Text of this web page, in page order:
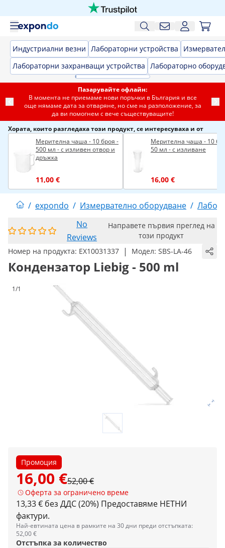
Индустриални везни Лабораторни устройства
Лабораторни захранващи устройства Лабораторно
Пазарувайте офлайн:
В момента не приемаме нови поръчки в България и все
още нямаме дата за отваряне, но сме на разположение, за
да ви помогнем с вече съществуващите!
Хората, които разгледаха този продукт, се интересуваха и от
Мерителна чаша - 10 броя -
500 мл - с изливен отвор и
дръжка
11,00 €
Мерителна чаша - 10
50 мл - с изливане
16,00 €
/ expondo / Измервателно оборудване /
No
Reviews
Направете първия преглед на
този продукт
Номер на продукта: EX10031337 | Модел: SBS-LA-46
Кондензатор Liebig - 500 ml
1/1
Промоция
16,00 €52,00 €
Оферта за ограничено време
13,33 € без ДДС (20%) Предоставяме НЕТНИ
фактури.
Най-евтината цена в рамките на 30 дни преди отстъпката:
52,00 €
Отстъпка за количество